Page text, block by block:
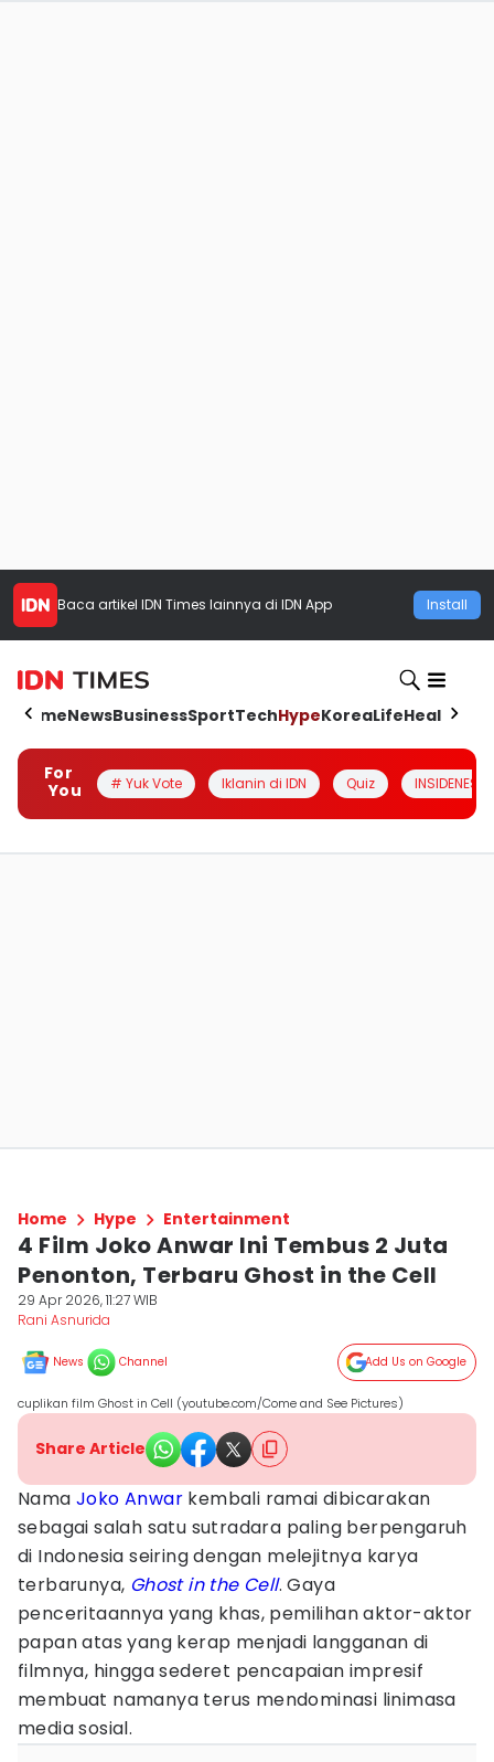
Baca artikel IDN Times lainnya di IDN App Install
HomeNewsBusinessSportTechHypeKoreaLifeHealth
For
You
# Yuk Vote Iklanin di IDN Quiz INSIDENESIA
Home Hype Entertainment
4 Film Joko Anwar Ini Tembus 2 Juta
Penonton, Terbaru Ghost in the Cell
29 Apr 2026, 11:27 WIB
Rani Asnurida
News Channel Add Us on Google
cuplikan film Ghost in Cell (youtube.com/Come and See Pictures)
Share Article
Nama Joko Anwar kembali ramai dibicarakan
sebagai salah satu sutradara paling berpengaruh
di Indonesia seiring dengan melejitnya karya
terbarunya, Ghost in the Cell. Gaya
penceritaannya yang khas, pemilihan aktor-aktor
papan atas yang kerap menjadi langganan di
filmnya, hingga sederet pencapaian impresif
membuat namanya terus mendominasi linimasa
media sosial.